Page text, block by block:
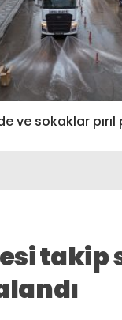
ve sokaklar pırıl
takip